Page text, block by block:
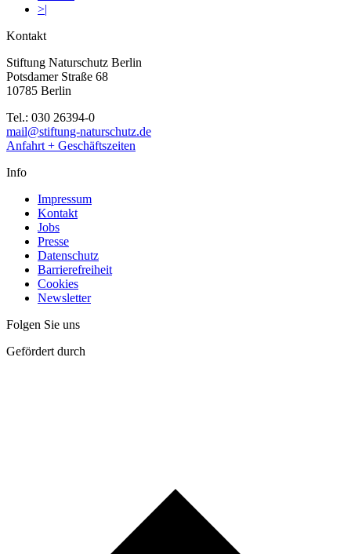
>|
Kontakt
Stiftung Naturschutz Berlin
Potsdamer Straße 68
10785 Berlin
Tel.: 030 26394-0
mail@stiftung-naturschutz.de
Anfahrt + Geschäftszeiten
Info
Impressum
Kontakt
Jobs
Presse
Datenschutz
Barrierefreiheit
Cookies
Newsletter
Folgen Sie uns
Gefördert durch